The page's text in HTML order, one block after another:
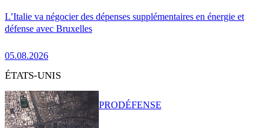
L’Italie va négocier des dépenses supplémentaires en énergie et
défense avec Bruxelles
05.08.2026
ÉTATS-UNIS
PRODÉFENSE